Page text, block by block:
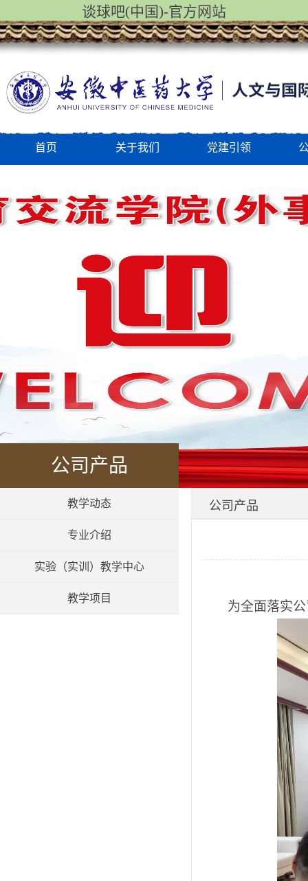
谈球吧(中国)-官方网站
首页 关于我们 党建引领
公司产品
教学动态
专业介绍
实验（实训）教学中心
教学项目
公司产品
为全面落实